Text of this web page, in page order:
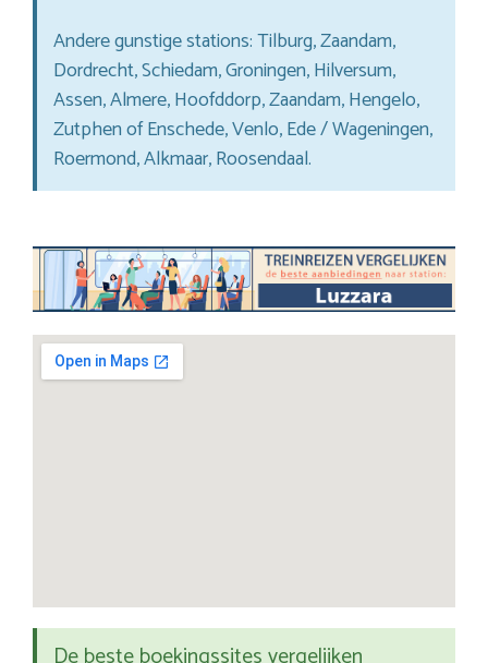
Andere gunstige stations: Tilburg, Zaandam,
Dordrecht, Schiedam, Groningen, Hilversum,
Assen, Almere, Hoofddorp, Zaandam, Hengelo,
Zutphen of Enschede, Venlo, Ede / Wageningen,
Roermond, Alkmaar, Roosendaal.